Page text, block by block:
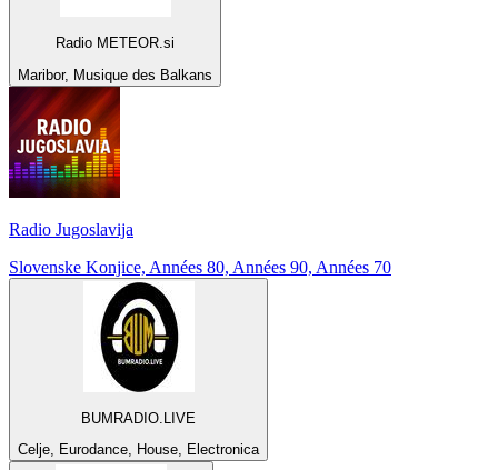
Radio METEOR.si
Maribor, Musique des Balkans
Radio Jugoslavija
Slovenske Konjice, Années 80, Années 90, Années 70
BUMRADIO.LIVE
Celje, Eurodance, House, Electronica